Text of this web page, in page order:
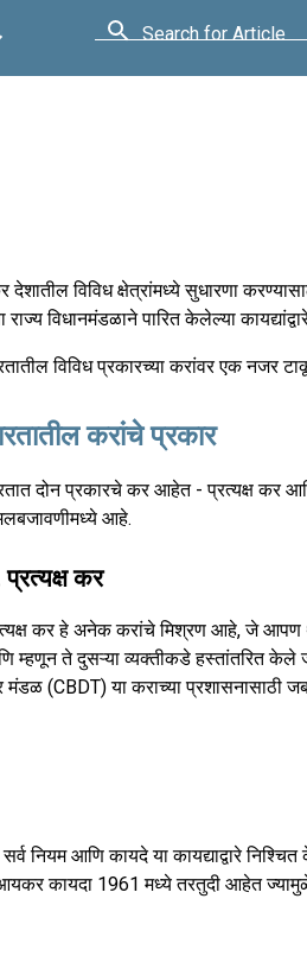
Search for Article
विविध क्षेत्रांमध्ये सुधारणा
विधानमंडळाने पारित केलेल्या
विविध प्रकारच्या करांवर एक नजर
करांचे प्रकार
दोन प्रकारचे कर आहेत - प्रत्यक्ष कर
आहे.
प्रत्यक्ष कर
कर हे अनेक करांचे मिश्रण आहे, जे आपण
म्हणून ते दुसऱ्या व्यक्तीकडे हस्तांतरित केले
मंडळ (CBDT) या कराच्या प्रशासनासाठी
नियम आणि कायदे या कायद्याद्वारे
कायदा 1961 मध्ये तरतुदी आहेत